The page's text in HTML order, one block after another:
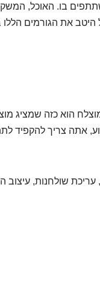
בו. האוכל,
את הגורמים הללו
מוצלח הוא כזה שמציג
אתה צריך להקפיד
עריכת שולחנות,